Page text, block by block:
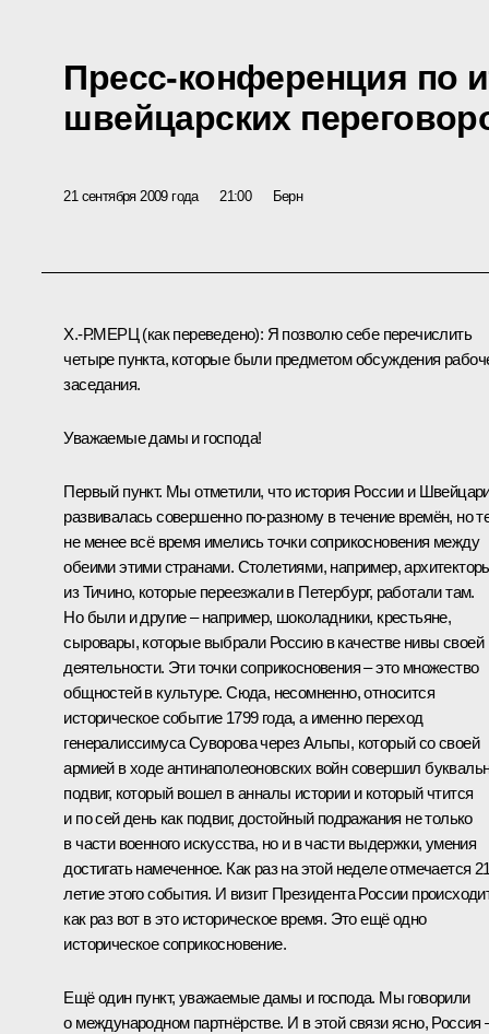
Пресс-конференция по
швейцарских
21 сентября 2009 года 21:00 Берн
Х.-Р.МЕРЦ (как переведено): Я позволю себе перечислить
четыре пункта, которые были предметом обсуждения
заседания.
Уважаемые дамы и господа!
Первый пункт. Мы отметили, что история России и
развивалась совершенно по‑разному в течение времён, но
не менее всё время имелись точки соприкосновения между
обеими этими странами. Столетиями, например,
из Тичино, которые переезжали в Петербург, работали там.
Но были и другие – например, шоколадники, крестьяне,
сыровары, которые выбрали Россию в качестве нивы своей
деятельности. Эти точки соприкосновения – это множество
общностей в культуре. Сюда, несомненно, относится
историческое событие 1799 года, а именно переход
генералиссимуса Суворова через Альпы, который со своей
армией в ходе антинаполеоновских войн совершил
подвиг, который вошел в анналы истории и который чтится
и по сей день как подвиг, достойный подражания не только
в части военного искусства, но и в части выдержки, умения
достигать намеченное. Как раз на этой неделе отмечается
летие этого события. И визит Президента России
как раз вот в это историческое время. Это ещё одно
историческое соприкосновение.
Ещё один пункт, уважаемые дамы и господа. Мы говорили
о международном партнёрстве. И в этой связи ясно, Россия